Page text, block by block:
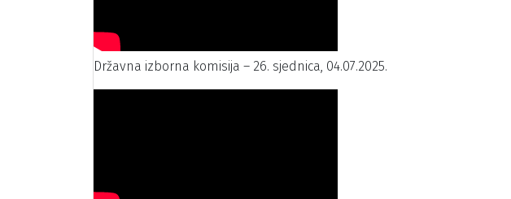
Državna izborna komisija – 26. sjednica, 04.07.2025.